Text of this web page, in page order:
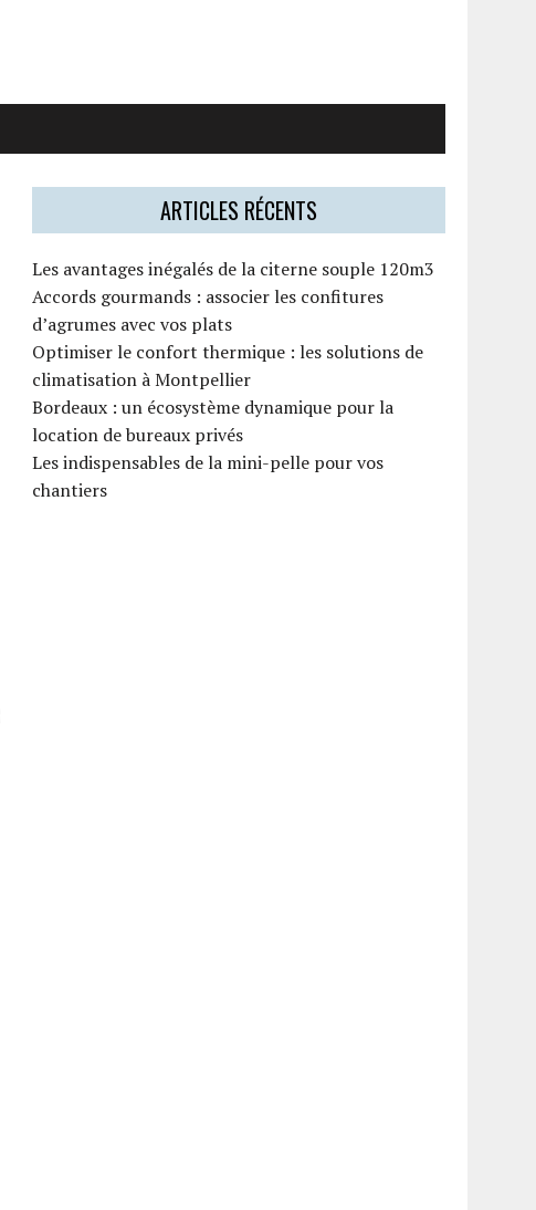
ARTICLES RÉCENTS
Les avantages inégalés de la citerne souple 120m3
Accords gourmands : associer les confitures
d’agrumes avec vos plats
Optimiser le confort thermique : les solutions de
climatisation à Montpellier
Bordeaux : un écosystème dynamique pour la
location de bureaux privés
Les indispensables de la mini-pelle pour vos
chantiers